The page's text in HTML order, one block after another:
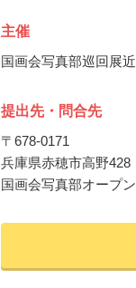
主催
国画会写真部巡回展
提出先・問合先
〒678-0171
兵庫県赤穂市高野428
国画会写真部オープ